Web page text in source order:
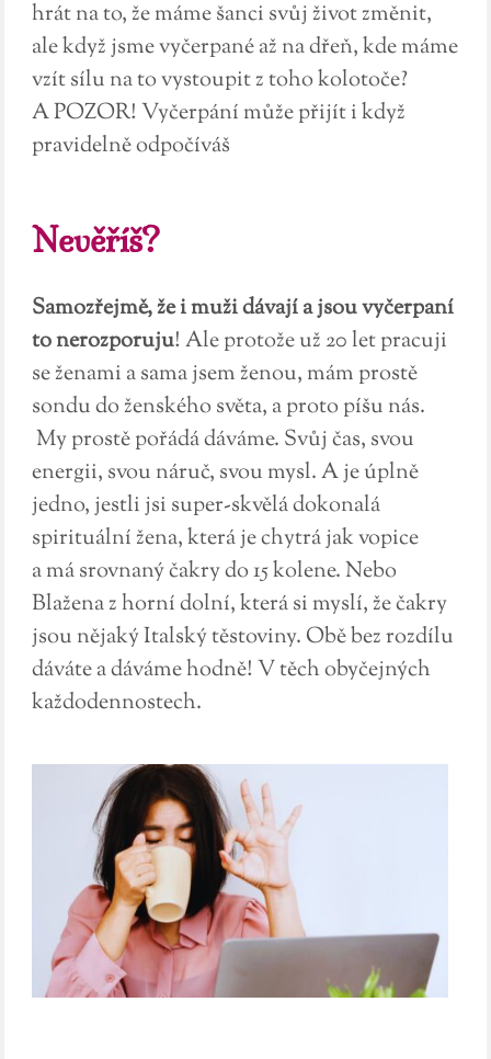
hrát na to, že máme šanci svůj život změnit,
ale když jsme vyčerpané až na dřeň, kde máme
vzít sílu na to vystoupit z toho kolotoče?
A POZOR! Vyčerpání může přijít i když
pravidelně odpočíváš
Nevěříš?
Samozřejmě, že i muži dávají a jsou vyčerpaní
to nerozporuju! Ale protože už 20 let pracuji
se ženami a sama jsem ženou, mám prostě
sondu do ženského světa, a proto píšu nás.
My prostě pořádá dáváme. Svůj čas, svou
energii, svou náruč, svou mysl. A je úplně
jedno, jestli jsi super-skvělá dokonalá
spirituální žena, která je chytrá jak vopice
a má srovnaný čakry do 15 kolene. Nebo
Blažena z horní dolní, která si myslí, že čakry
jsou nějaký Italský těstoviny. Obě bez rozdílu
dáváte a dáváme hodně! V těch obyčejných
každodennostech.